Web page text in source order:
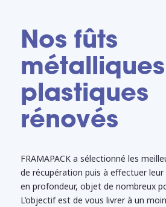
Nos fûts
plastiques
rénovés
FRAMAPACK a sélectionné les
de récupération puis à effectuerleur
en profondeur, objet de nombreux
L’objectif est de vous livrer à un